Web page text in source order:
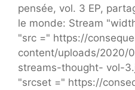
pensée, vol. 3 EP,
le monde: Stream
"src =" https://
content/uploads/2020/
streams-thought- vol-
"srcset =" https://